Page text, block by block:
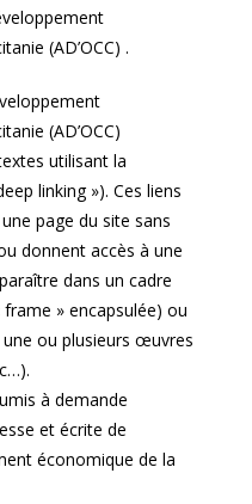
(AD’OCC) .
(AD’OCC)
utilisant la
linking »). Ces liens
page du site sans
donnent accès à une
dans un cadre
» encapsulée) ou
ou plusieurs œuvres
à demande
et écrite de
économique de la